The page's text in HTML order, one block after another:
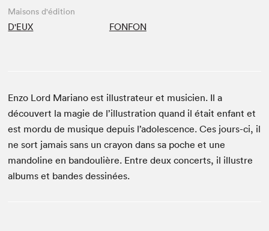
Maisons d'édition
D'EUX FONFON
Enzo Lord Mariano est illustrateur et musicien. Il a
découvert la magie de l’illustration quand il était enfant et
est mordu de musique depuis l’adolescence. Ces jours-ci, il
ne sort jamais sans un crayon dans sa poche et une
mandoline en bandoulière. Entre deux concerts, il illustre
albums et bandes dessinées.